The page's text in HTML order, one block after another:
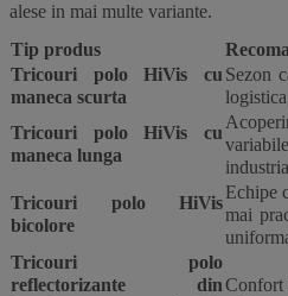
alese in mai multe variante.
Tip produs
Tricouri polo HiVis cu
maneca scurta
Sezon
Tricouri polo HiVis cu
maneca lunga
Tricouri polo HiVis
bicolore
Echipe
mai
Tricouri polo
reflectorizante dinConfort